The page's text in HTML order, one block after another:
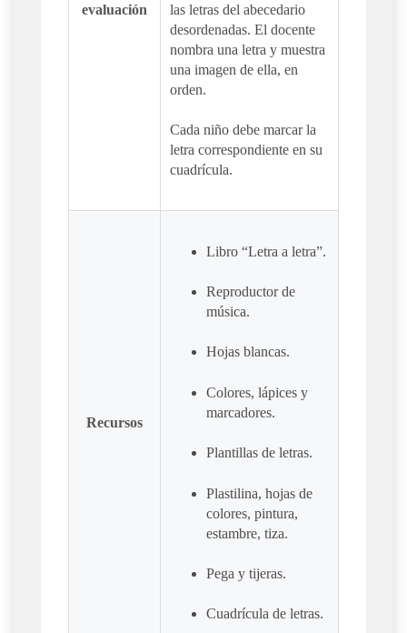
evaluación
las letras del abecedario
desordenadas. El docente
nombra una letra y muestra
una imagen de ella, en
orden.
Cada niño debe marcar la
letra correspondiente en su
cuadrícula.
Recursos
Libro “Letra a letra”.
Reproductor de
música.
Hojas blancas.
Colores, lápices y
marcadores.
Plantillas de letras.
Plastilina, hojas de
colores, pintura,
estambre, tiza.
Pega y tijeras.
Cuadrícula de letras.